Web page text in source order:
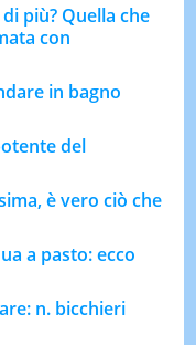
più? Quella che
con
in bagno
del
è vero ciò che
a pasto: ecco
n. bicchieri